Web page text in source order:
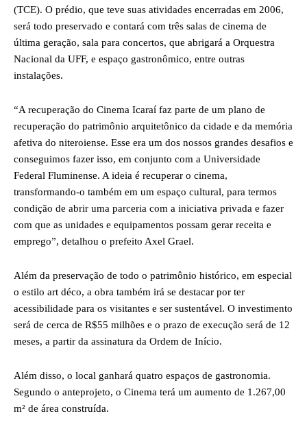
(TCE). O prédio, que teve suas atividades encerradas em 2006,
será todo preservado e contará com três salas de cinema de
última geração, sala para concertos, que abrigará a Orquestra
Nacional da UFF, e espaço gastronômico, entre outras
instalações.
“A recuperação do Cinema Icaraí faz parte de um plano de
recuperação do patrimônio arquitetônico da cidade e da memória
afetiva do niteroiense. Esse era um dos nossos grandes desafios e
conseguimos fazer isso, em conjunto com a Universidade
Federal Fluminense. A ideia é recuperar o cinema,
transformando-o também em um espaço cultural, para termos
condição de abrir uma parceria com a iniciativa privada e fazer
com que as unidades e equipamentos possam gerar receita e
emprego”, detalhou o prefeito Axel Grael.
Além da preservação de todo o patrimônio histórico, em especial
o estilo art déco, a obra também irá se destacar por ter
acessibilidade para os visitantes e ser sustentável. O investimento
será de cerca de R$55 milhões e o prazo de execução será de 12
meses, a partir da assinatura da Ordem de Início.
Além disso, o local ganhará quatro espaços de gastronomia.
Segundo o anteprojeto, o Cinema terá um aumento de 1.267,00
m² de área construída.